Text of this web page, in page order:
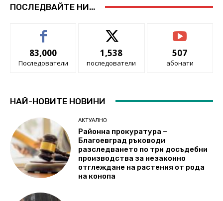
ПОСЛЕДВАЙТЕ НИ...
83,000
Последователи
1,538
последователи
507
абонати
НАЙ-НОВИТЕ НОВИНИ
АКТУАЛНО
Районна прокуратура –
Благоевград ръководи
разследването по три досъдебни
производства за незаконно
отглеждане на растения от рода
на конопа